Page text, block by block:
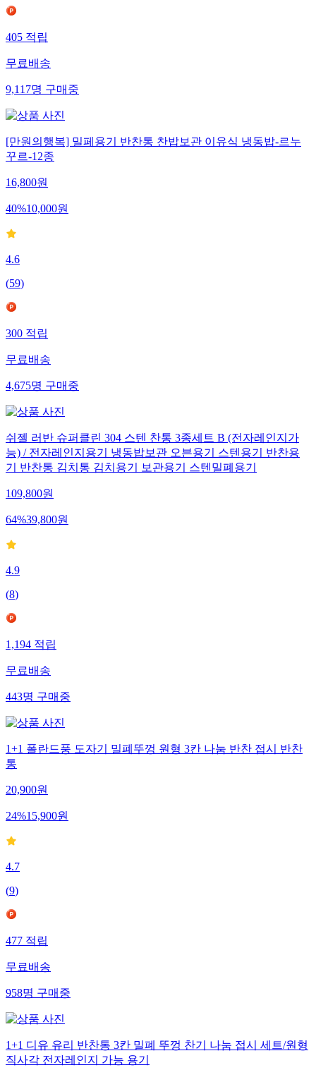
405적립
무료배송
9,117명구매중
[만원의행복] 밀페용기 반찬통 찬밥보관 이유식 냉동밥-르누
꾸르-12종
16,800원
40%10,000원
4.6
(59)
300적립
무료배송
4,675명구매중
쉬젤 러반 슈퍼클린 304 스텐 찬통 3종세트 B (전자레인지가
능) / 전자레인지용기 냉동밥보관 오븐용기 스텐용기 반찬용
기 반찬통 김치통 김치용기 보관용기 스텐밀폐용기
109,800원
64%39,800원
4.9
(8)
1,194적립
무료배송
443명구매중
1+1 폴란드풍 도자기 밀폐뚜껑 원형 3칸 나눔 반찬 접시 반찬
통
20,900원
24%15,900원
4.7
(9)
477적립
무료배송
958명구매중
1+1 디유 유리 반찬통 3칸 밀폐 뚜껑 찬기 나눔 접시 세트/원형
직사각 전자레인지 가능 용기